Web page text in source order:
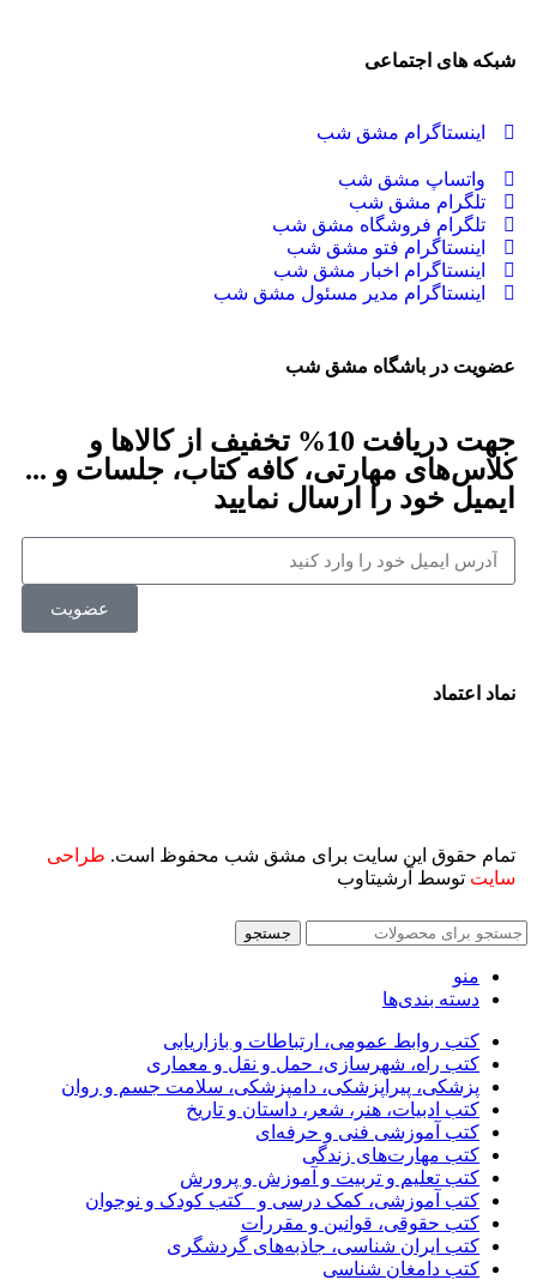
شبکه های اجتماعی
اینستاگرام مشق شب
واتساپ مشق شب
تلگرام مشق شب
تلگرام فروشگاه مشق شب
اینستاگرام فتو مشق شب
اینستاگرام اخبار مشق شب
اینستاگرام مدیر مسئول مشق شب
عضویت در باشگاه مشق شب
جهت دریافت 10% تخفیف از کالاها و
کلاس‌های مهارتی، کافه کتاب، جلسات و ...
ایمیل خود را ارسال نمایید
عضویت
نماد اعتماد
تمام حقوق این سایت برای مشق شب محفوظ است. طراحی
سایت توسط آرشیتاوب
جستجو
منو
دسته بندی‌ها
کتب روابط عمومی، ارتباطات و بازاریابی
کتب راه، شهرسازی، حمل و نقل و معماری
پزشکی، پیراپزشکی، دامپزشکی، سلامت جسم و روان
کتب ادبیات، هنر، شعر، داستان و تاریخ
کتب آموزشی فنی و حرفه‌ای
کتب مهارت‌های زندگی
کتب تعلیم و تربیت و آموزش و پرورش
کتب آموزشی، کمک درسی و _کتب کودک و نوجوان
کتب حقوقی، قوانین و مقررات
کتب ایران شناسی، جاذبه‌های گردشگری
کتب دامغان شناسی